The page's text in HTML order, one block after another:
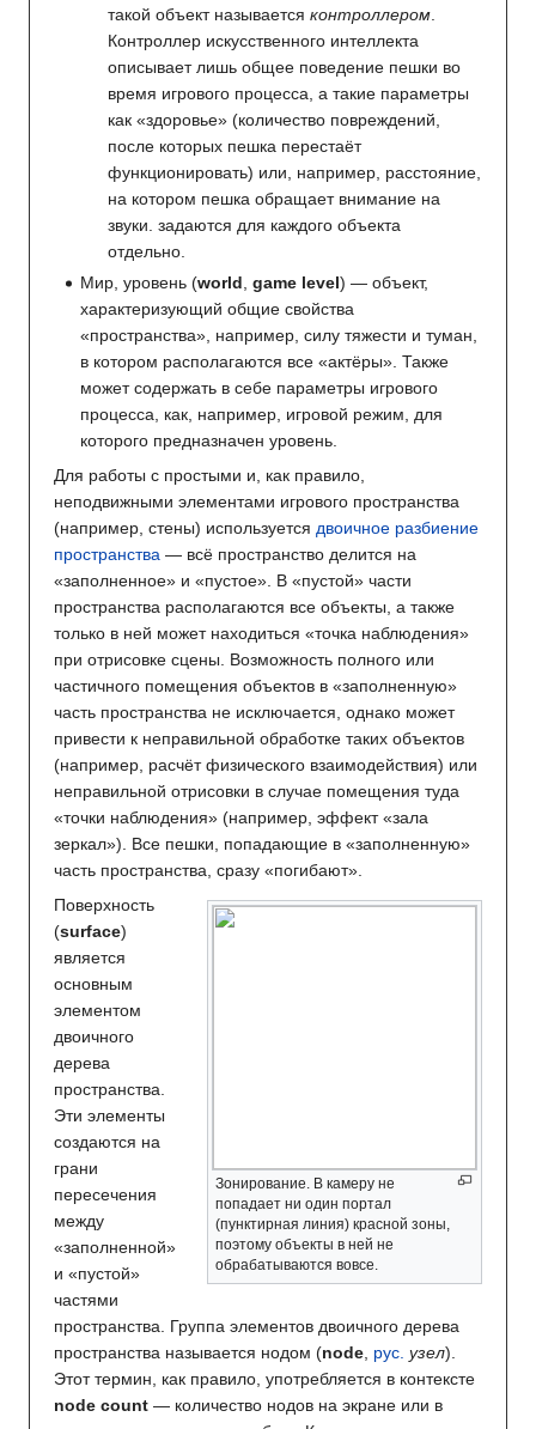
такой объект называется контроллером.
Контроллер искусственного интеллекта
описывает лишь общее поведение пешки во
время игрового процесса, а такие параметры
как «здоровье» (количество повреждений,
после которых пешка перестаёт
функционировать) или, например, расстояние,
на котором пешка обращает внимание на
звуки. задаются для каждого объекта
отдельно.
Мир, уровень (world,game level) — объект,
характеризующий общие свойства
«пространства», например, силу тяжести и туман,
в котором располагаются все «актёры». Также
может содержать в себе параметры игрового
процесса, как, например, игровой режим, для
которого предназначен уровень.
Для работы с простыми и, как правило,
неподвижными элементами игрового пространства
(например, стены) используется двоичное разбиение
пространства — всё пространство делится на
«заполненное» и «пустое». В «пустой» части
пространства располагаются все объекты, а также
только в ней может находиться «точка наблюдения»
при отрисовке сцены. Возможность полного или
частичного помещения объектов в «заполненную»
часть пространства не исключается, однако может
привести к неправильной обработке таких объектов
(например, расчёт физического взаимодействия) или
неправильной отрисовки в случае помещения туда
«точки наблюдения» (например, эффект «зала
зеркал»). Все пешки, попадающие в «заполненную»
часть пространства, сразу «погибают».
Зонирование. В камеру не
попадает ни один портал
(пунктирная линия) красной зоны,
поэтому объекты в ней не
обрабатываются вовсе.
Поверхность
(surface)
является
основным
элементом
двоичного
дерева
пространства.
Эти элементы
создаются на
грани
пересечения
между
«заполненной»
и «пустой»
частями
пространства. Группа элементов двоичного дерева
пространства называется нодом (node, рус. узел).
Этот термин, как правило, употребляется в контексте
node count — количество нодов на экране или в